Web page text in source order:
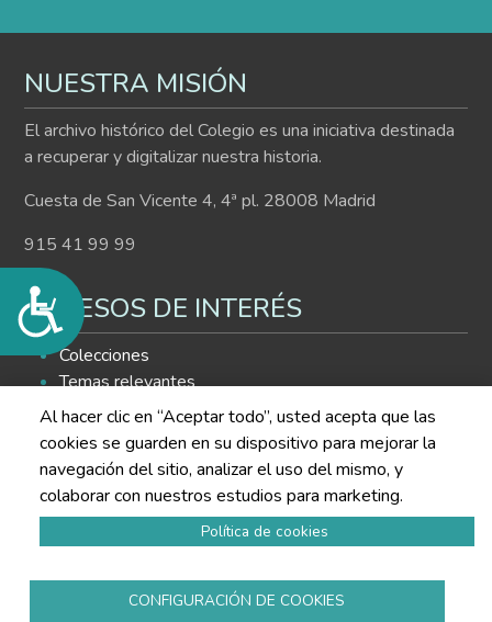
Accesibilidad
NUESTRA MISIÓN
El archivo histórico del Colegio es una iniciativa destinada
a recuperar y digitalizar nuestra historia.
Cuesta de San Vicente 4, 4ª pl. 28008 Madrid
915 41 99 99
ACCESOS DE INTERÉS
Colecciones
Temas relevantes
Histograma
Buscador de contenidos
SÍGUENOS EN LAS REDES
Al hacer clic en “Aceptar todo”, usted acepta que las
cookies se guarden en su dispositivo para mejorar la
navegación del sitio, analizar el uso del mismo, y
colaborar con nuestros estudios para marketing.
Política de cookies
CONFIGURACIÓN DE COOKIES